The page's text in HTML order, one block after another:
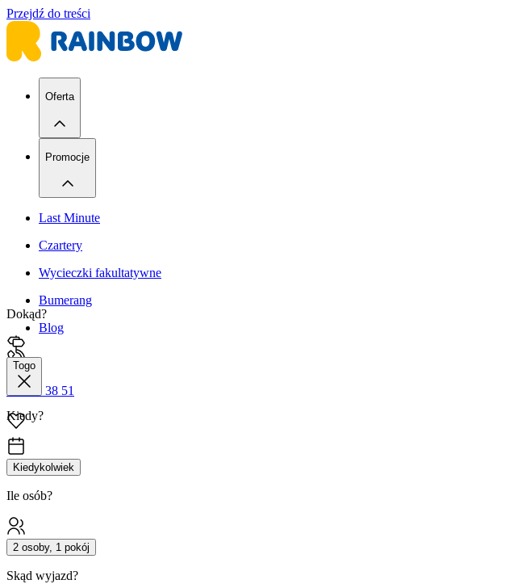
Przejdź do treści
Oferta
Promocje
Last Minute
Czartery
Wycieczki fakultatywne
Bumerang
Blog
42 680 38 51
Dokąd?
Togo
Kiedy?
Kiedykolwiek
Ile osób?
2 osoby, 1 pokój
Skąd wyjazd?